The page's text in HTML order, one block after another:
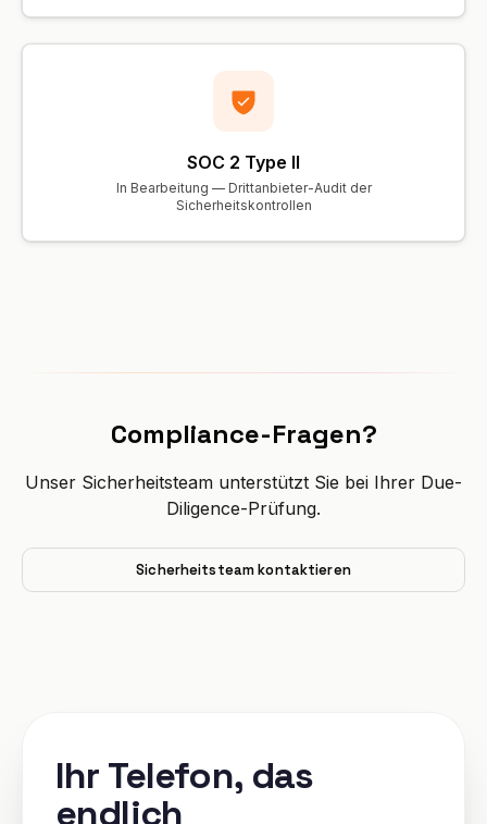
SOC 2 Type II
In Bearbeitung — Drittanbieter-Audit der
Sicherheitskontrollen
Compliance-Fragen?
Unser Sicherheitsteam unterstützt Sie bei Ihrer Due-
Diligence-Prüfung.
Sicherheitsteam kontaktieren
Ihr Telefon, das
endlich